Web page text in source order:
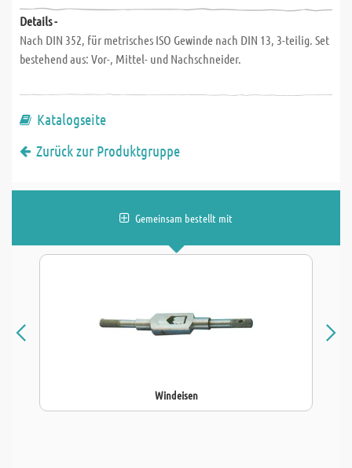
Details -
Nach DIN 352, für metrisches ISO Gewinde nach DIN 13, 3-teilig. Set
bestehend aus: Vor-, Mittel- und Nachschneider.
Katalogseite
Zurück zur Produktgruppe
Gemeinsam bestellt mit
Windeisen